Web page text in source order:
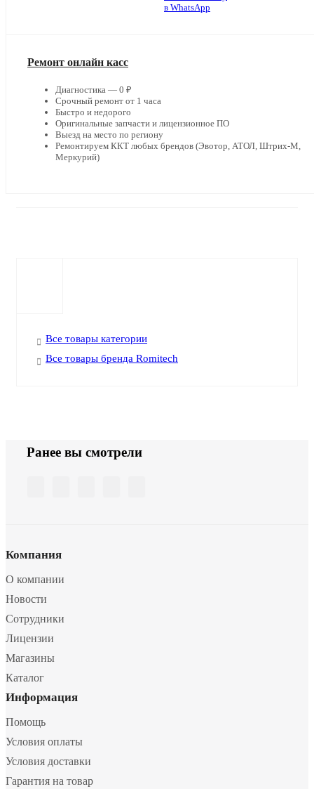
в WhatsApp
Ремонт онлайн касс
Диагностика — 0 ₽
Срочный ремонт от 1 часа
Быстро и недорого
Оригинальные запчасти и лицензионное ПО
Выезд на место по региону
Ремонтируем ККТ любых брендов (Эвотор, АТОЛ, Штрих-М,
Меркурий)
Все товары категории
Все товары бренда Romitech
Ранее вы смотрели
Компания
О компании
Новости
Сотрудники
Лицензии
Магазины
Каталог
Информация
Помощь
Условия оплаты
Условия доставки
Гарантия на товар